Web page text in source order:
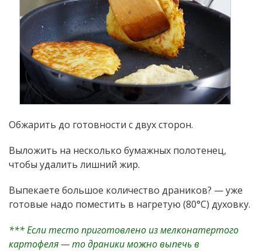
Обжарить до готовности с двух сторон.
Выложить на несколько бумажных полотенец,
чтобы удалить лишний жир.
Выпекаете большое количество драников? — уже
готовые надо поместить в нагретую (80°С) духовку.
*** Если тесто приготовлено из мелконатертого
картофеля — то драники можно выпечь в